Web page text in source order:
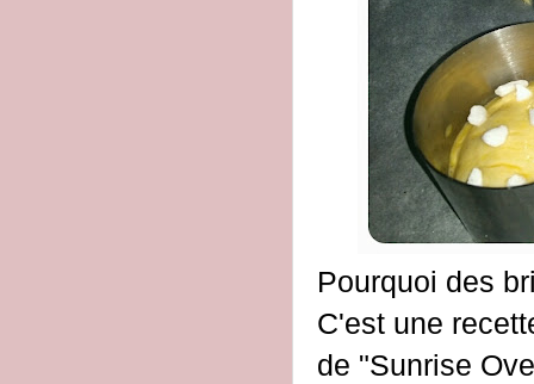
Pourquoi des
C'est une
de "Sunrise